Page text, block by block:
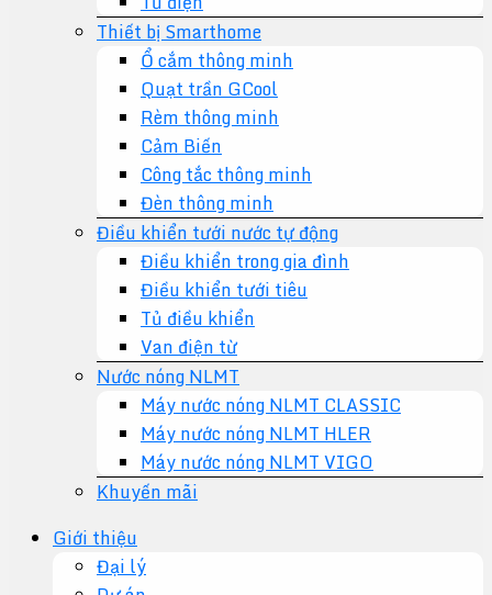
Thiết bị Smarthome
Ổ cắm thông minh
Quạt trần GCool
Rèm thông minh
Cảm Biến
Công tắc thông minh
Đèn thông minh
Điều khiển tưới nước tự động
Điều khiển trong gia đình
Điều khiển tưới tiêu
Tủ điều khiển
Van điện từ
Nước nóng NLMT
Máy nước nóng NLMT CLASSIC
Máy nước nóng NLMT HLER
Máy nước nóng NLMT VIGO
Khuyến mãi
Giới thiệu
Đại lý